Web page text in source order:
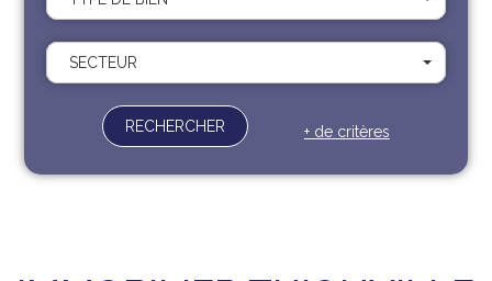
Documents
SECTEUR
RECHERCHER + de critères